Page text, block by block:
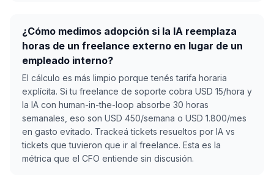
¿Cómo medimos adopción si la IA reemplaza
horas de un freelance externo en lugar de un
empleado interno?
El cálculo es más limpio porque tenés tarifa horaria
explícita. Si tu freelance de soporte cobra USD 15/hora y
la IA con human-in-the-loop absorbe 30 horas
semanales, eso son USD 450/semana o USD 1.800/mes
en gasto evitado. Trackeá tickets resueltos por IA vs
tickets que tuvieron que ir al freelance. Esta es la
métrica que el CFO entiende sin discusión.